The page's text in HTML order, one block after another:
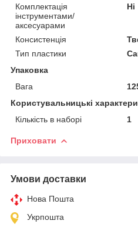
Комплектація
інструментами/
аксесуарами
Ні
Консистенція
Тип пластики
Упаковка
Вага
Користувальницькі
Кількість в наборі
1
Приховати
Умови доставки
Нова Пошта
Укрпошта